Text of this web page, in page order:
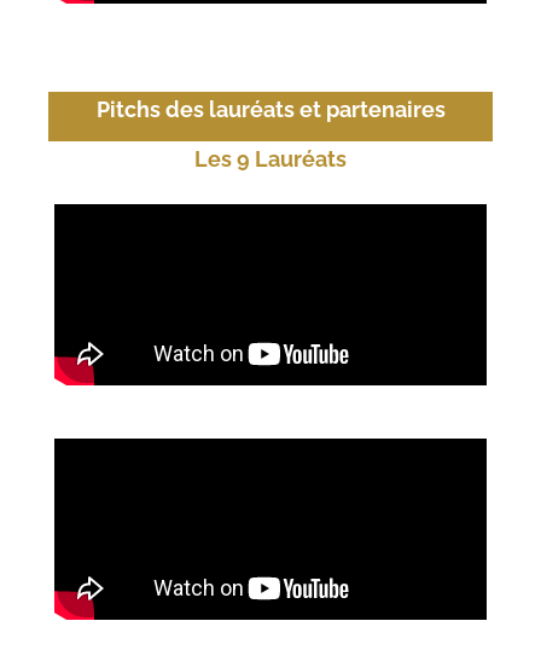
Pitchs des lauréats et partenaires
Les 9 Lauréats